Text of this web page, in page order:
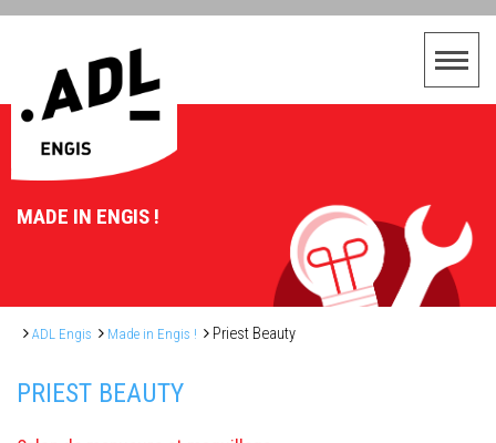
MADE IN ENGIS !
ADL Engis Made in Engis ! Priest Beauty
PRIEST BEAUTY